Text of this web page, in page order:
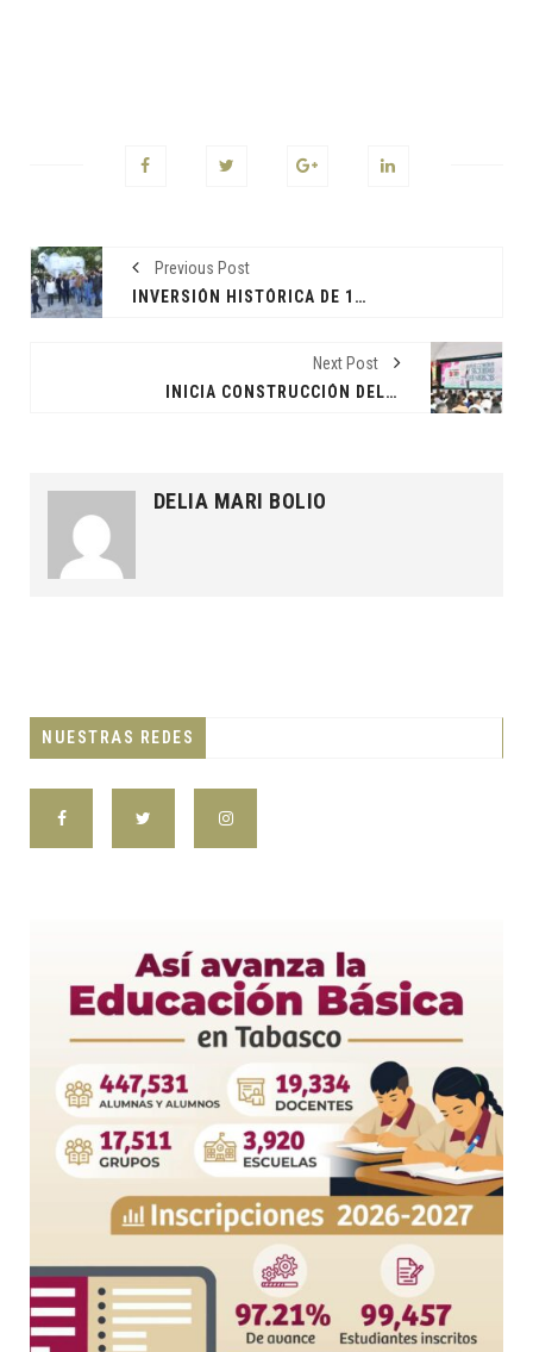
Previous Post
INVERSIÓN HISTÓRICA DE 10 MIL MDP EN OBRA PÚBLICA PARA TABASCO
Next Post
INICIA CONSTRUCCIÓN DEL "ESCUDO OLMECA" PARA BLINDAR LA SEGURIDAD EN TABASCO
DELIA MARI BOLIO
NUESTRAS REDES